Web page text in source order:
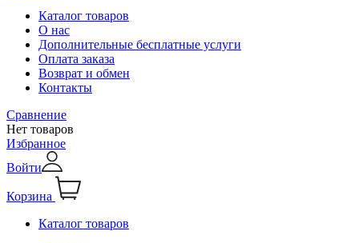
Каталог товаров
О нас
Дополнительные бесплатные услуги
Оплата заказа
Возврат и обмен
Контакты
Сравнение
Нет товаров
Избранное
Войти
Корзина
Каталог товаров